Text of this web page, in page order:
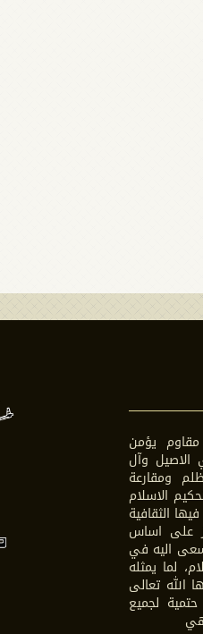
يؤمن
الاصيل وآل
ومقارعة
الاسلام
الثقافية
على اساس
اليه في
لما يمثله
تعالى
حتمية لجميع